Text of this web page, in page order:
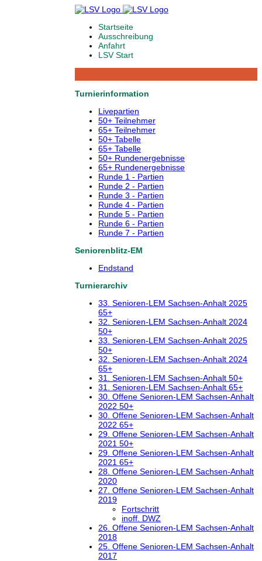
Startseite
Ausschreibung
Anfahrt
LSV Start
Turnierinformation
Livepartien
50+ Teilnehmer
65+ Teilnehmer
50+ Tabelle
65+ Tabelle
50+ Rundenergebnisse
65+ Rundenergebnisse
Runde 1 - Partien
Runde 2 - Partien
Runde 3 - Partien
Runde 4 - Partien
Runde 5 - Partien
Runde 6 - Partien
Runde 7 - Partien
Seniorenblitz-EM
Endstand
Turnierarchiv
33. Senioren-LEM Sachsen-Anhalt 2025
65+
32. Senioren-LEM Sachsen-Anhalt 2024
50+
33. Senioren-LEM Sachsen-Anhalt 2025
50+
32. Senioren-LEM Sachsen-Anhalt 2024
65+
31. Senioren-LEM Sachsen-Anhalt 50+
31. Senioren-LEM Sachsen-Anhalt 65+
30. Offene Senioren-LEM Sachsen-Anhalt
2022 50+
30. Offene Senioren-LEM Sachsen-Anhalt
2022 65+
29. Offene Senioren-LEM Sachsen-Anhalt
2021 50+
29. Offene Senioren-LEM Sachsen-Anhalt
2021 65+
28. Offene Senioren-LEM Sachsen-Anhalt
2020
27. Offene Senioren-LEM Sachsen-Anhalt
2019
Fortschritt
inoff. DWZ
26. Offene Senioren-LEM Sachsen-Anhalt
2018
25. Offene Senioren-LEM Sachsen-Anhalt
2017